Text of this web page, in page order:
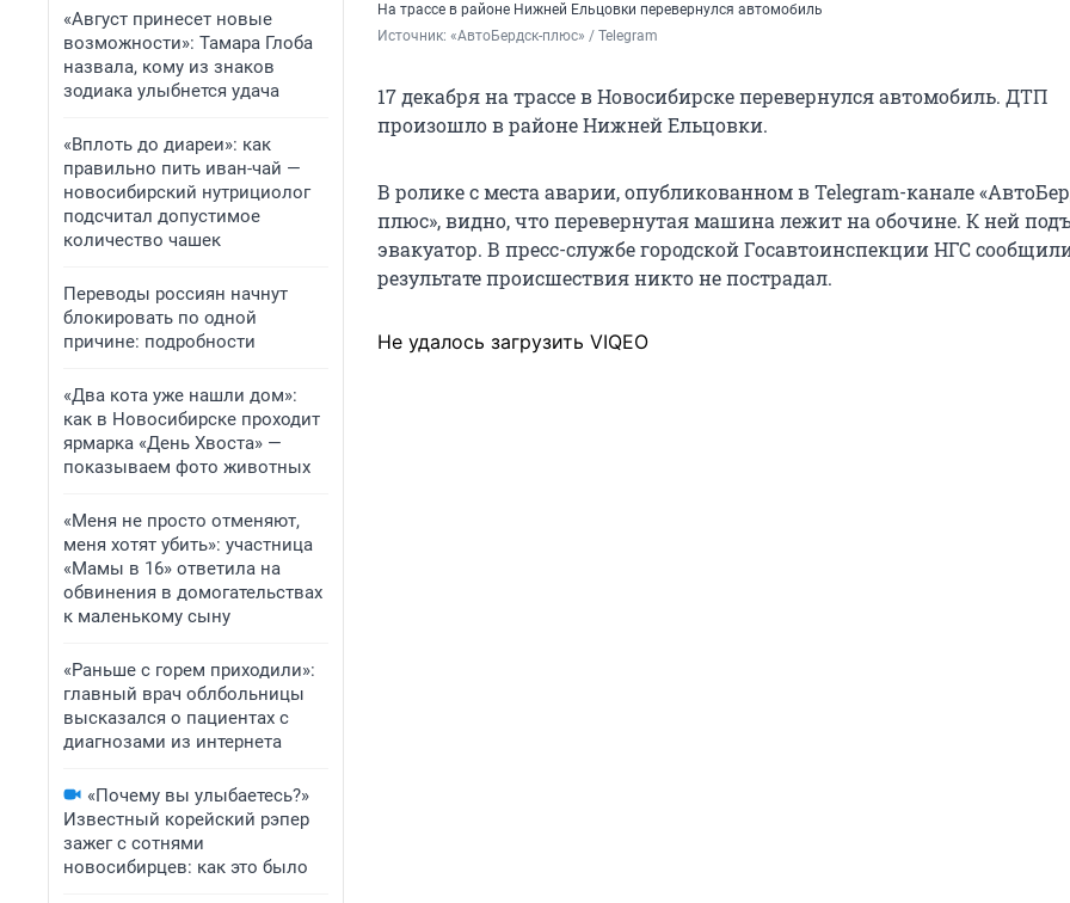
«Август принесет новые
возможности»: Тамара Глоба
назвала, кому из знаков
зодиака улыбнется удача
«Вплоть до диареи»: как
правильно пить иван-чай —
новосибирский нутрициолог
подсчитал допустимое
количество чашек
Переводы россиян начнут
блокировать по одной
причине: подробности
«Два кота уже нашли дом»:
как в Новосибирске проходит
ярмарка «День Хвоста» —
показываем фото животных
«Меня не просто отменяют,
меня хотят убить»: участница
«Мамы в 16» ответила на
обвинения в домогательствах
к маленькому сыну
«Раньше с горем приходили»:
главный врач облбольницы
высказался о пациентах с
диагнозами из интернета
«Почему вы улыбаетесь?»
Известный корейский рэпер
зажег с сотнями
новосибирцев: как это было
На трассе в районе Нижней Ельцовки перевернулся автомобиль
Источник: «АвтоБердск-плюс» / Telegram
17 декабря на трассе в Новосибирске перевернулся автомобиль. ДТП
произошло в районе Нижней Ельцовки.
В ролике с места аварии, опубликованном в Telegram-канале
плюс», видно, что перевернутая машина лежит на обочине. К ней
эвакуатор. В пресс-службе городской Госавтоинспекции НГС
результате происшествия никто не пострадал.
Не удалось загрузить VIQEO